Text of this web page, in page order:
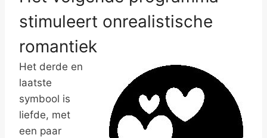
stimuleert onrealistische
romantiek
Het derde en
laatste
symbool is
liefde, met
een paar